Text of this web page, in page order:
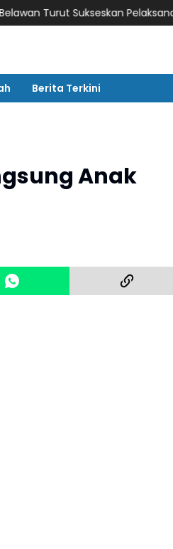
Sukseskan Pelaksanaan Car
Berita Terkini
Anak